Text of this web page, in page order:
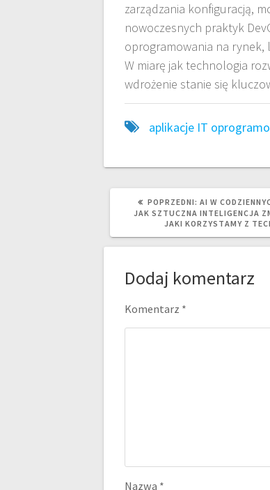
zarządzania konfiguracją,
nowoczesnych praktyk
oprogramowania na rynek,
W miarę jak technologia
wdrożenie stanie się
aplikacje IT
POPRZEDNI: POPRZEDNI
WPIS:
AI W
JAK SZTUCZNA INTELIGENCJA
JAKI KORZYSTAMY Z
Dodaj komentarz
Komentarz *
Nazwa *